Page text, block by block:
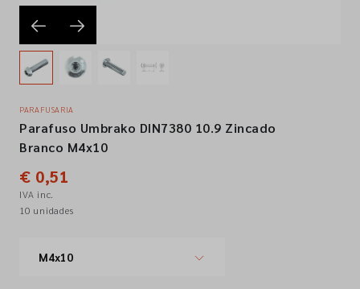
Empresa
Contactos
Siga-nos nas redes sociais
PARAFUSARIA
Parafuso Umbrako DIN7380 10.9 Zincado
Branco M4x10
€ 0,51
IVA inc.
10 unidades
M4x10